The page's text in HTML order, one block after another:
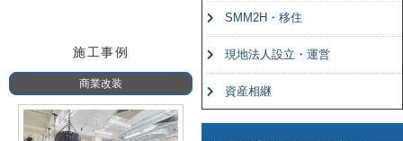
SMM2H・移住
現地法人設立・運営
資産相継
施工事例
商業改装